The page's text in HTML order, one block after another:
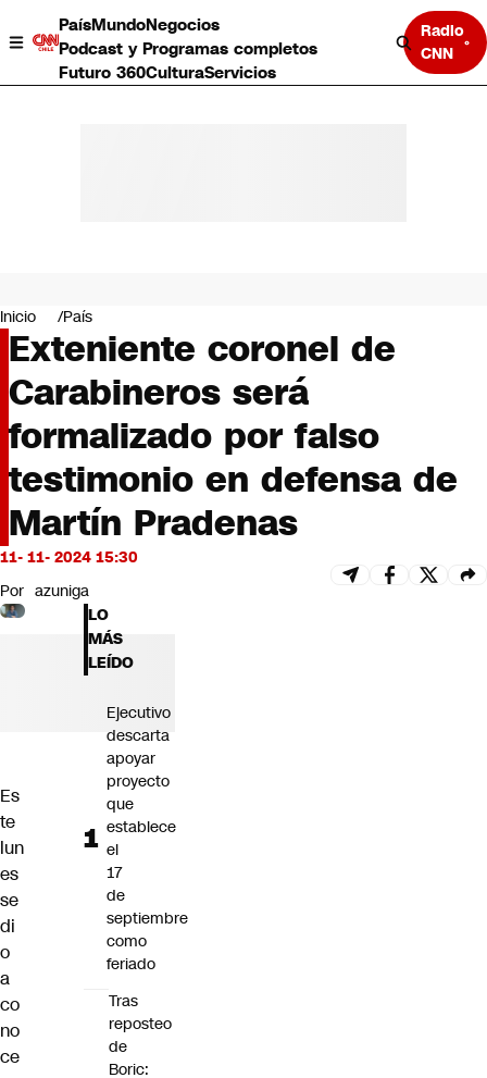
PaísMundoNegocios
Podcast y Programas completos
Futuro 360CulturaServicios
Radio
CNN
Negocios
Deportes
Programas completos
Cultura
Servicios
Bits
CNN tiempo
Futuro 360
Opinión
Inicio País
Exteniente coronel de
Carabineros será
formalizado por falso
testimonio en defensa de
Martín Pradenas
11- 11- 2024 15:30
Por azuniga
Es
te
lun
es
se
di
o
a
co
no
ce
LO
MÁS
LEÍDO
Ejecutivo
descarta
apoyar
proyecto
que
establece
el
17
de
septiembre
como
feriado
Tras
reposteo
de
Boric: